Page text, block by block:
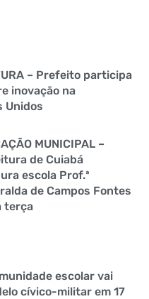
– Prefeito participa
inovação na
Unidos
MUNICIPAL –
de Cuiabá
escola Prof.ª
de Campos Fontes
terça
escolar vai
cívico-militar em 17